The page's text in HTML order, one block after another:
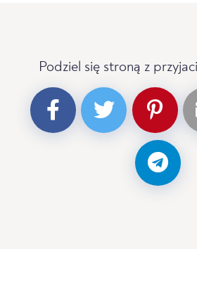
Podziel się stroną z